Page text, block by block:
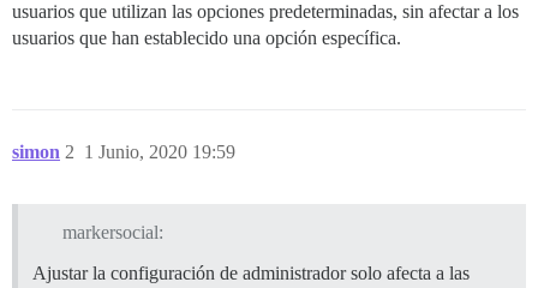
usuarios que utilizan las opciones predeterminadas, sin afectar a los
usuarios que han establecido una opción específica.
simon 1 Junio, 2020 19:59
2
markersocial:
Ajustar la configuración de administrador solo afecta a las